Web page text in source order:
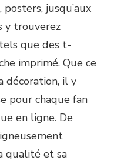
jusqu’aux
y trouverez
que des t-
imprimé. Que ce
décoration, il y
pour chaque fan
en ligne. De
qualité et sa